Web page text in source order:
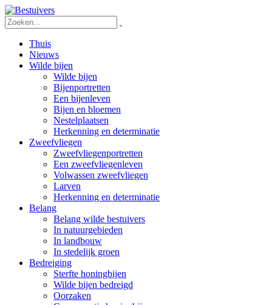
Thuis
Nieuws
Wilde bijen
Wilde bijen
Bijenportretten
Een bijenleven
Bijen en bloemen
Nestelplaatsen
Herkenning en determinatie
Zweefvliegen
Zweefvliegenportretten
Een zweefvliegenleven
Volwassen zweefvliegen
Larven
Herkenning en determinatie
Belang
Belang wilde bestuivers
In natuurgebieden
In landbouw
In stedelijk groen
Bedreiging
Sterfte honingbijen
Wilde bijen bedreigd
Oorzaken